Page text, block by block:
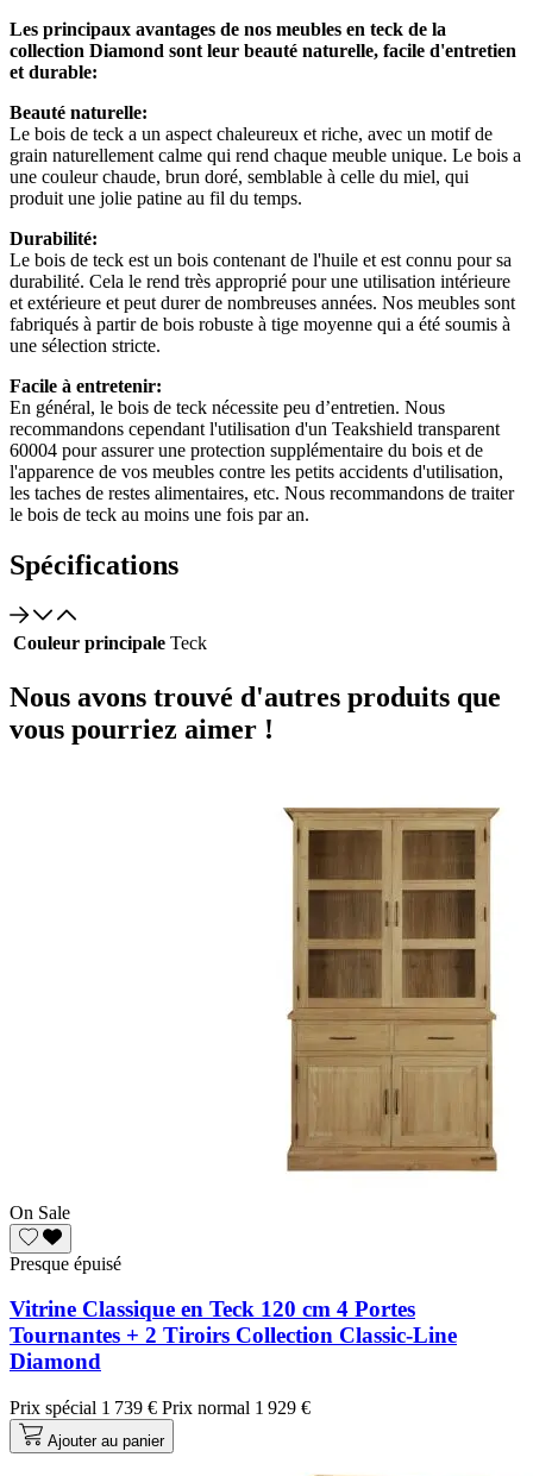
Les principaux avantages de nos meubles en teck de la
collection Diamond sont leur beauté naturelle, facile d'entretien
et durable:
Beauté naturelle:
Le bois de teck a un aspect chaleureux et riche, avec un motif de
grain naturellement calme qui rend chaque meuble unique. Le bois a
une couleur chaude, brun doré, semblable à celle du miel, qui
produit une jolie patine au fil du temps.
Durabilité:
Le bois de teck est un bois contenant de l'huile et est connu pour sa
durabilité. Cela le rend très approprié pour une utilisation intérieure
et extérieure et peut durer de nombreuses années. Nos meubles sont
fabriqués à partir de bois robuste à tige moyenne qui a été soumis à
une sélection stricte.
Facile à entretenir:
En général, le bois de teck nécessite peu d’entretien. Nous
recommandons cependant l'utilisation d'un Teakshield transparent
60004 pour assurer une protection supplémentaire du bois et de
l'apparence de vos meubles contre les petits accidents d'utilisation,
les taches de restes alimentaires, etc. Nous recommandons de traiter
le bois de teck au moins une fois par an.
Spécifications
Couleur principale Teck
Nous avons trouvé d'autres produits que
vous pourriez aimer !
On Sale
Presque épuisé
Vitrine Classique en Teck 120 cm 4 Portes
Tournantes + 2 Tiroirs Collection Classic-Line
Diamond
Prix spécial 1 739 € Prix normal 1 929 €
Ajouter au panier